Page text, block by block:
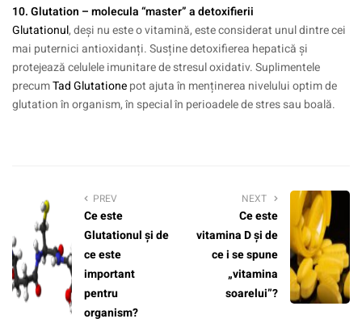
10. Glutation – molecula “master” a detoxifierii
Glutationul, deși nu este o vitamină, este considerat unul dintre cei
mai puternici antioxidanți. Susține detoxifierea hepatică și
protejează celulele imunitare de stresul oxidativ. Suplimentele
precumTad Glutationepot ajuta în menținerea nivelului optim de
glutation în organism, în special în perioadele de stres sau boală.
PREV
Ce este
Glutationul și de
ce este
important
pentru
organism?
NEXT
Ce este
vitamina D și de
ce i se spune
„vitamina
soarelui”?